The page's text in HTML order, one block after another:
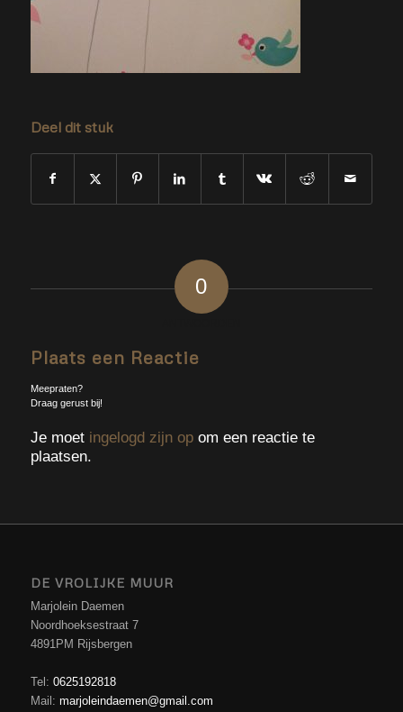
Deel dit stuk
0
Plaats een Reactie
Meepraten?
Draag gerust bij!
Je moet ingelogd zijn opom een reactie te
plaatsen.
DE VROLIJKE MUUR
Marjolein Daemen
Noordhoeksestraat 7
4891PM Rijsbergen
Tel: 0625192818
Mail: marjoleindaemen@gmail.com